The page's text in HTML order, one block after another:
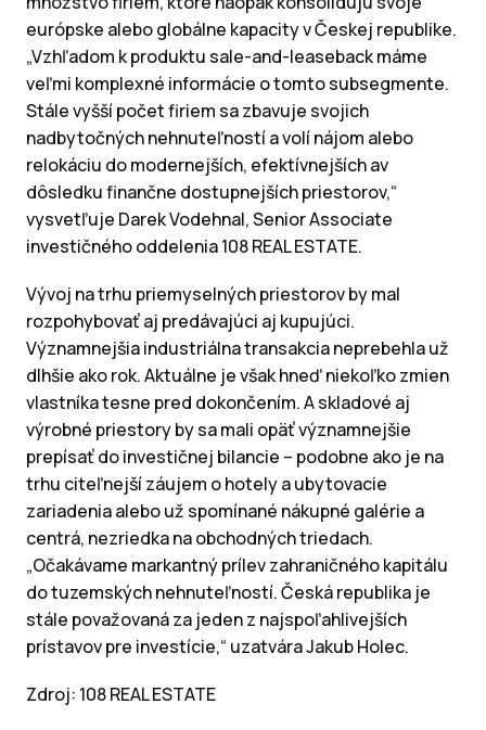
európske alebo globálne kapacity v Českej republike.
„Vzhľadom k produktu sale-and-leaseback máme
veľmi komplexné informácie o tomto subsegmente.
Stále vyšší počet firiem sa zbavuje svojich
nadbytočných nehnuteľností a volí nájom alebo
relokáciu do modernejších, efektívnejších av
dôsledku finančne dostupnejších priestorov,“
vysvetľuje Darek Vodehnal, Senior Associate
investičného oddelenia 108 REAL ESTATE.
Vývoj na trhu priemyselných priestorov by mal
rozpohybovať aj predávajúci aj kupujúci.
Významnejšia industriálna transakcia neprebehla už
dlhšie ako rok. Aktuálne je však hneď niekoľko zmien
vlastníka tesne pred dokončením. A skladové aj
výrobné priestory by sa mali opäť významnejšie
prepísať do investičnej bilancie – podobne ako je na
trhu citeľnejší záujem o hotely a ubytovacie
zariadenia alebo už spomínané nákupné galérie a
centrá, nezriedka na obchodných triedach.
„Očakávame markantný prílev zahraničného kapitálu
do tuzemských nehnuteľností. Česká republika je
stále považovaná za jeden z najspoľahlivejších
prístavov pre investície,“ uzatvára Jakub Holec.
Zdroj: 108 REAL ESTATE